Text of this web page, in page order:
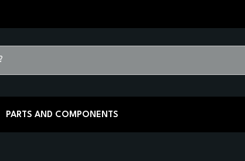
PARTS AND COMPONENTS